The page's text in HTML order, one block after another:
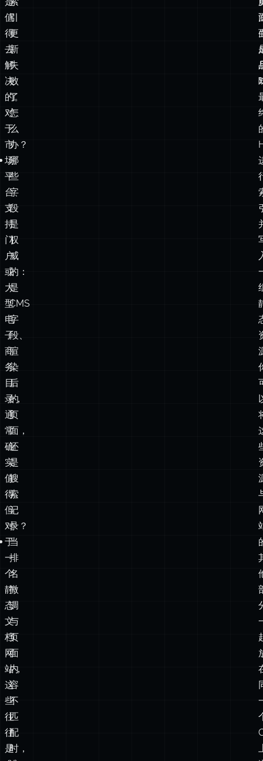
失
败
了
怎
么
办？
哪
些
字
段
是
权
威
的：
是
CMS
字
段、
渲
染
后
的
页
面，
还
是
搜
索
记
录？
当
排
名
微
调
与
页
面
内
容
不
匹
配
时，
谁
来
负
责？
解
决
的。
对
于
市
场
平
台、
支
持
门
户
或
大
型
电
子
商
务
目
录，
通
常
确
实
值
得。
但
对
于
一
个
静
态
文
档
网
站，
这
些
往
往
是
自
找
的
复